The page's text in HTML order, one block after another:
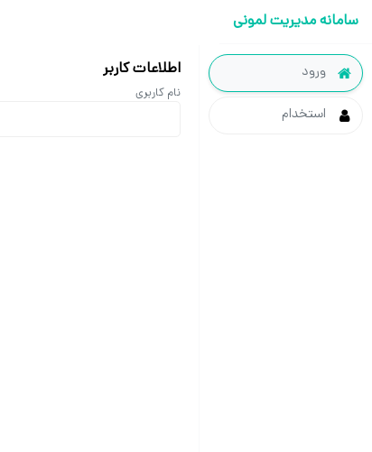
سامانه مدیریت لمونی
ورود
استخدام
اطلاعات کاربر
نام کاربری